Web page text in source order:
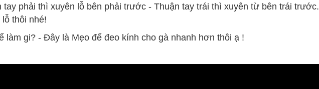
tay phải thì xuyên lỗ bên phải trước - Thuận tay trái thì xuyên từ bên trái trước.
thôi nhé!
làm gi? - Đây là Mẹo để đeo kính cho gà nhanh hơn thôi ạ !